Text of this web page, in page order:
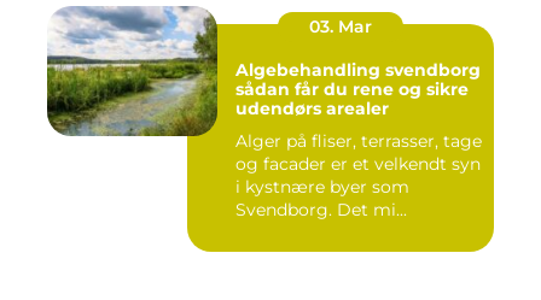
03. Mar
Algebehandling svendborg
sådan får du rene og sikre
udendørs arealer
Alger på fliser, terrasser, tage
og facader er et velkendt syn
i kystnære byer som
Svendborg. Det mi...